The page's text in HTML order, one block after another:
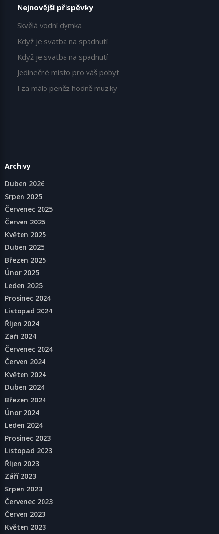
Nejnovější příspěvky
Skvělá vodní dýmka
Když je svatba na spadnutí
Když je svatba na spadnutí
Jedinečné místo pro váš pobyt
I za málo peněz hodně muziky
Archivy
Duben 2026
Srpen 2025
Červenec 2025
Červen 2025
Květen 2025
Duben 2025
Březen 2025
Únor 2025
Leden 2025
Prosinec 2024
Listopad 2024
Říjen 2024
Září 2024
Červenec 2024
Červen 2024
Květen 2024
Duben 2024
Březen 2024
Únor 2024
Leden 2024
Prosinec 2023
Listopad 2023
Říjen 2023
Září 2023
Srpen 2023
Červenec 2023
Červen 2023
Květen 2023